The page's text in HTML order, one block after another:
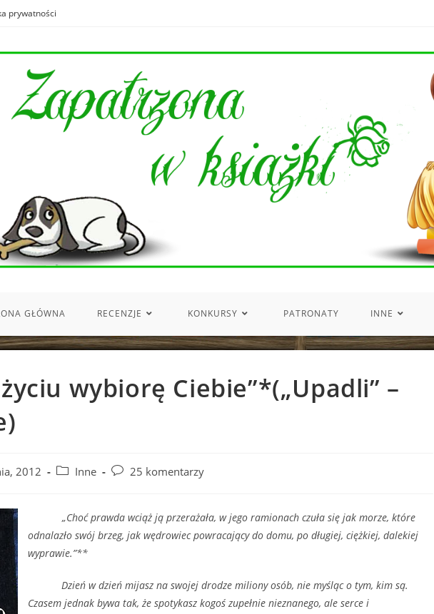
prywatności
GŁÓWNA RECENZJE KONKURSY PATRONATY INNE
wybiorę Ciebie”*(„Upadli” –
2012
Post Inne
Post 25 komentarzy
„Choć prawda wciąż ją przerażała, w jego ramionach czuła się jak morze, które
odnalazło swój brzeg, jak wędrowiec powracający do domu, po długiej, ciężkiej, dalekiej
wyprawie.”**
Dzień w dzień mijasz na swojej drodze miliony osób, nie myśląc o tym, kim są.
Czasem jednak bywa tak, że spotykasz kogoś zupełnie nieznanego, ale serce i